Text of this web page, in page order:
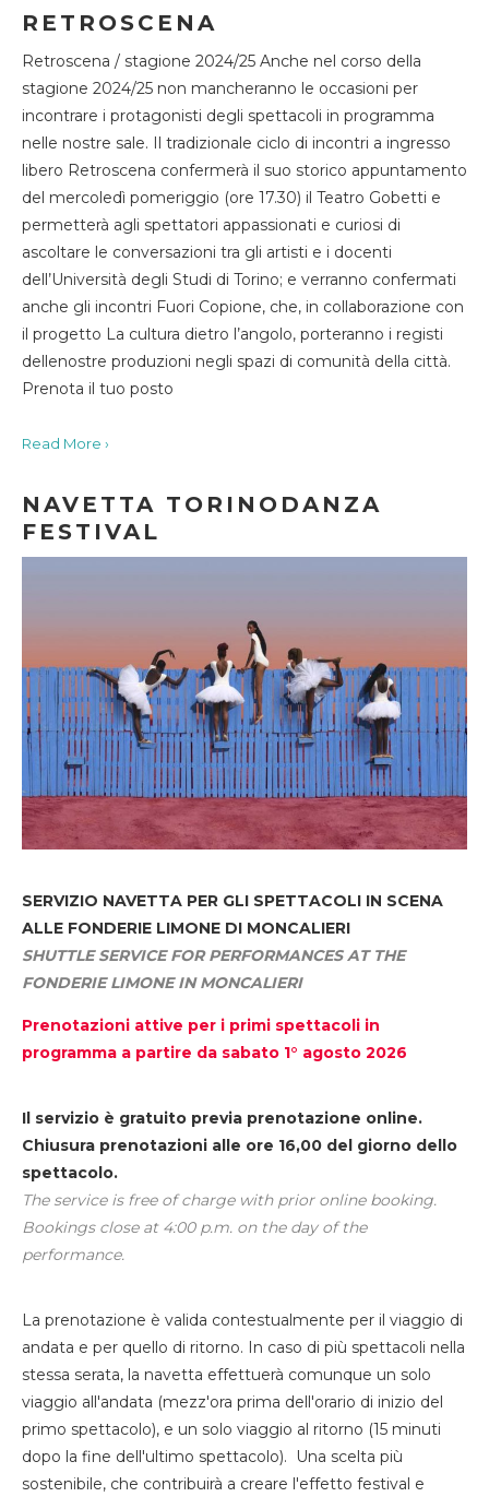
RETROSCENA
Retroscena / stagione 2024/25 Anche nel corso della
stagione 2024/25 non mancheranno le occasioni per
incontrare i protagonisti degli spettacoli in programma
nelle nostre sale. Il tradizionale ciclo di incontri a ingresso
libero Retroscena confermerà il suo storico appuntamento
del mercoledì pomeriggio (ore 17.30) il Teatro Gobetti e
permetterà agli spettatori appassionati e curiosi di
ascoltare le conversazioni tra gli artisti e i docenti
dell’Università degli Studi di Torino; e verranno confermati
anche gli incontri Fuori Copione, che, in collaborazione con
il progetto La cultura dietro l’angolo, porteranno i registi
dellenostre produzioni negli spazi di comunità della città.
Prenota il tuo posto
Read More ›
NAVETTA TORINODANZA
FESTIVAL
SERVIZIO NAVETTA PER GLI SPETTACOLI IN SCENA
ALLE FONDERIE LIMONE DI MONCALIERI
SHUTTLE SERVICE FOR PERFORMANCES AT THE
FONDERIE LIMONE IN MONCALIERI
Prenotazioni attive per i primi spettacoli in
programma a partire da sabato 1° agosto 2026
Il servizio è gratuito previa prenotazione online.
Chiusura prenotazioni alle ore 16,00 del giorno dello
spettacolo.
The service is free of charge with prior online booking.
Bookings close at 4:00 p.m. on the day of the
performance.
La prenotazione è valida contestualmente per il viaggio di
andata e per quello di ritorno. In caso di più spettacoli nella
stessa serata, la navetta effettuerà comunque un solo
viaggio all'andata (mezz'ora prima dell'orario di inizio del
primo spettacolo), e un solo viaggio al ritorno (15 minuti
dopo la fine dell'ultimo spettacolo). Una scelta più
sostenibile, che contribuirà a creare l'effetto festival e